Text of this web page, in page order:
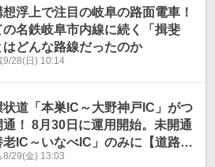
想浮上で注目の岐阜の路面電車！
の名鉄岐阜市内線に続く「揖斐
はどんな路線だったのか
9/28(日) 10:14
状道「本巣IC～大野神戸IC」がつ
通！ 8月30日に運用開始。未開通
老IC～いなべIC」のみに【道路の
ス】
8/29(金) 13:03